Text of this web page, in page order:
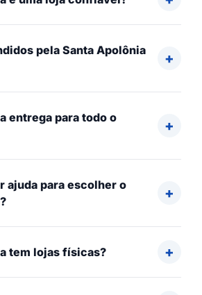
pela Santa Apolônia
entrega para todo o
ajuda para escolher o
tem lojas físicas?